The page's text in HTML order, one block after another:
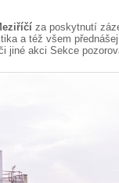
za poskytnutí
a též všem
akci Sekce